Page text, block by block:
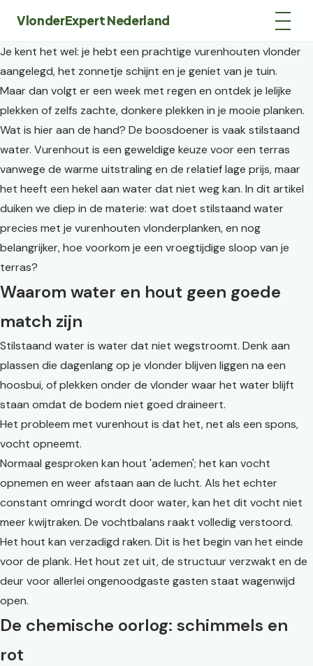
VlonderExpert Nederland
Je kent het wel: je hebt een prachtige vurenhouten vlonder
aangelegd, het zonnetje schijnt en je geniet van je tuin.
Maar dan volgt er een week met regen en ontdek je lelijke
plekken of zelfs zachte, donkere plekken in je mooie planken.
Wat is hier aan de hand? De boosdoener is vaak stilstaand
water. Vurenhout is een geweldige keuze voor een terras
vanwege de warme uitstraling en de relatief lage prijs, maar
het heeft een hekel aan water dat niet weg kan. In dit artikel
duiken we diep in de materie: wat doet stilstaand water
precies met je vurenhouten vlonderplanken, en nog
belangrijker, hoe voorkom je een vroegtijdige sloop van je
terras?
Waarom water en hout geen goede
match zijn
Stilstaand water is water dat niet wegstroomt. Denk aan
plassen die dagenlang op je vlonder blijven liggen na een
hoosbui, of plekken onder de vlonder waar het water blijft
staan omdat de bodem niet goed draineert.
Het probleem met vurenhout is dat het, net als een spons,
vocht opneemt.
Normaal gesproken kan hout 'ademen'; het kan vocht
opnemen en weer afstaan aan de lucht. Als het echter
constant omringd wordt door water, kan het dit vocht niet
meer kwijtraken. De vochtbalans raakt volledig verstoord.
Het hout kan verzadigd raken. Dit is het begin van het einde
voor de plank. Het hout zet uit, de structuur verzwakt en de
deur voor allerlei ongenoodgaste gasten staat wagenwijd
open.
De chemische oorlog: schimmels en
rot